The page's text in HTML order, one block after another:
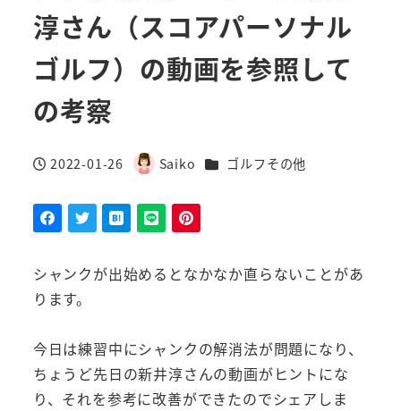
淳さん（スコアパーソナル
ゴルフ）の動画を参照して
の考察
投稿日
2022-01-26
著
Saiko カテゴリー
ゴルフその他
シャンクが出始めるとなかなか直らないことがあ
ります。
今日は練習中にシャンクの解消法が問題になり、
ちょうど先日の新井淳さんの動画がヒントにな
り、それを参考に改善ができたのでシェアしま